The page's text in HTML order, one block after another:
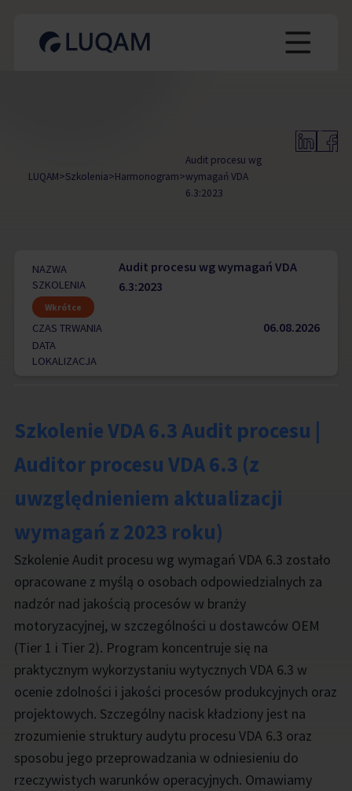
LUQAM>Szkolenia>Harmonogram>
Audit procesu wg
wymagań VDA
6.3:2023
NAZWA
SZKOLENIA
Audit procesu wg wymagań VDA
6.3:2023
Wkrótce
CZAS TRWANIA 06.08.2026
DATA
LOKALIZACJA
Szkolenie VDA 6.3 Audit procesu |
Auditor procesu VDA 6.3 (z
uwzględnieniem aktualizacji
wymagań z 2023 roku)
Szkolenie Audit procesu wg wymagań VDA 6.3 zostało
opracowane z myślą o osobach odpowiedzialnych za
nadzór nad jakością procesów w branży
motoryzacyjnej, w szczególności u dostawców OEM
(Tier 1 i Tier 2). Program koncentruje się na
praktycznym wykorzystaniu wytycznych VDA 6.3 w
ocenie zdolności i jakości procesów produkcyjnych oraz
projektowych. Szczególny nacisk kładziony jest na
zrozumienie struktury audytu procesu VDA 6.3 oraz
sposobu jego przeprowadzania w odniesieniu do
rzeczywistych warunków operacyjnych. Omawiamy